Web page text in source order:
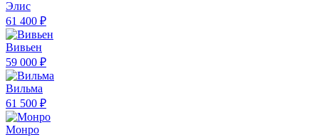
Элис
61 400 ₽
Вивьен
59 000 ₽
Вильма
61 500 ₽
Монро